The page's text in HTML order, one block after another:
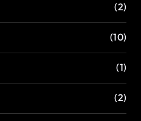
(2)
(10)
(1)
(2)